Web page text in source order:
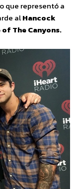
que representó a
alHancock
The Canyons.